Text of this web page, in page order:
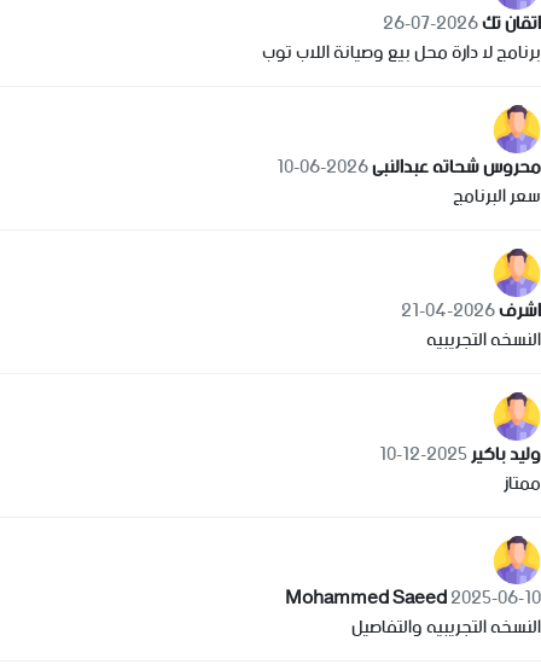
اتقان تك2026-07-26
برنامج لا دارة محل بيع وصيانة اللاب توب
محروس شحاته عبدالنبى2026-06-10
سعر البرنامج
اشرف2026-04-21
النسخه التجريبيه
وليد باكير2025-12-10
ممتاز
Mohammed Saeed2025-06-10
النسخه التجريبيه والتفاصيل